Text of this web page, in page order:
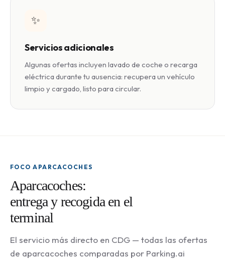
✨
Servicios adicionales
Algunas ofertas incluyen lavado de coche o recarga
eléctrica durante tu ausencia: recupera un vehículo
limpio y cargado, listo para circular.
FOCO APARCACOCHES
Aparcacoches:
entrega y recogida en el
terminal
El servicio más directo en CDG — todas las ofertas
de aparcacoches comparadas por Parking.ai